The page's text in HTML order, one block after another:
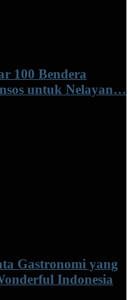
100 Bendera
untuk Nelayan…
Gastronomi yang
Indonesia